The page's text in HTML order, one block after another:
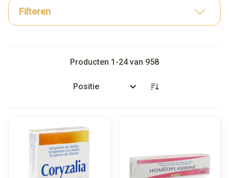
Filteren
Producten 1 -24van 958
Sorteer op: